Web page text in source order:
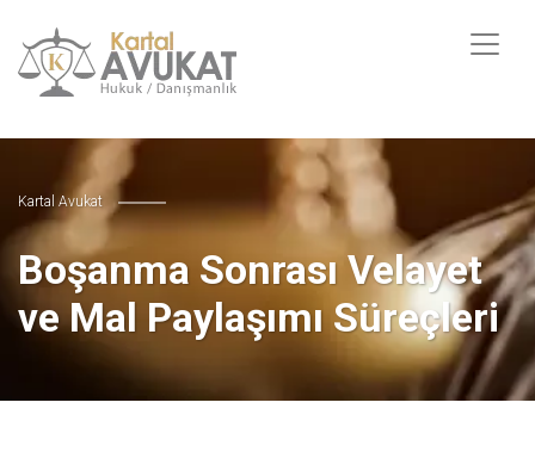
Kartal Avukat
Boşanma Sonrası Velayet
ve Mal Paylaşımı Süreçleri